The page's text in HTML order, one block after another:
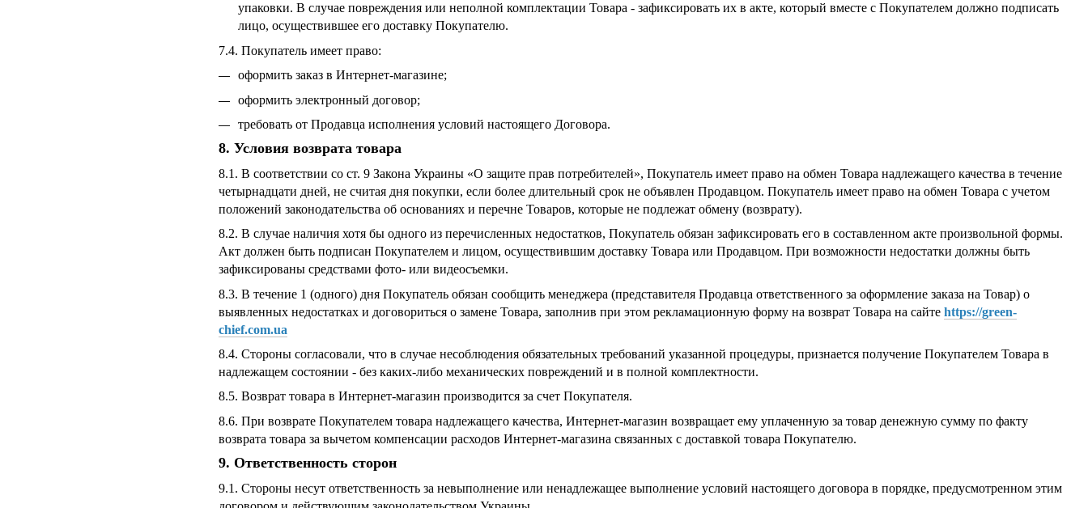
упаковки. В случае повреждения или неполной комплектации Товара - зафиксировать их в акте, который вместе с Покупателем должно подписать
лицо, осуществившее его доставку Покупателю.
7.4. Покупатель имеет право:
оформить заказ в Интернет-магазине;
оформить электронный договор;
требовать от Продавца исполнения условий настоящего Договора.
8. Условия возврата товара
8.1. В соответствии со ст. 9 Закона Украины «О защите прав потребителей», Покупатель имеет право на обмен Товара надлежащего качества в течение
четырнадцати дней, не считая дня покупки, если более длительный срок не объявлен Продавцом. Покупатель имеет право на обмен Товара с учетом
положений законодательства об основаниях и перечне Товаров, которые не подлежат обмену (возврату).
8.2. В случае наличия хотя бы одного из перечисленных недостатков, Покупатель обязан зафиксировать его в составленном акте произвольной формы.
Акт должен быть подписан Покупателем и лицом, осуществившим доставку Товара или Продавцом. При возможности недостатки должны быть
зафиксированы средствами фото- или видеосъемки.
8.3. В течение 1 (одного) дня Покупатель обязан сообщить менеджера (представителя Продавца ответственного за оформление заказа на Товар) о
выявленных недостатках и договориться о замене Товара, заполнив при этом рекламационную форму на возврат Товара на сайте https://green-
chief.com.ua
8.4. Стороны согласовали, что в случае несоблюдения обязательных требований указанной процедуры, признается получение Покупателем Товара в
надлежащем состоянии - без каких-либо механических повреждений и в полной комплектности.
8.5. Возврат товара в Интернет-магазин производится за счет Покупателя.
8.6. При возврате Покупателем товара надлежащего качества, Интернет-магазин возвращает ему уплаченную за товар денежную сумму по факту
возврата товара за вычетом компенсации расходов Интернет-магазина связанных с доставкой товара Покупателю.
9. Ответственность сторон
9.1. Стороны несут ответственность за невыполнение или ненадлежащее выполнение условий настоящего договора в порядке, предусмотренном этим